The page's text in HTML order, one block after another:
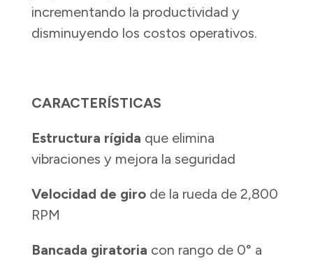
incrementando la productividad y
disminuyendo los costos operativos.
CARACTERÍSTICAS
Estructura rígida que elimina
vibraciones y mejora la seguridad
Velocidad de girode la rueda de 2,800
RPM
Bancada giratoria con rango de 0° a